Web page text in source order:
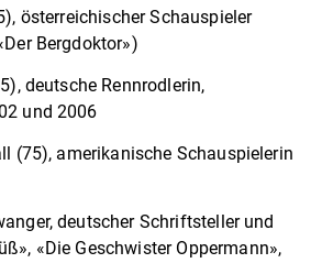
österreichischer Schauspieler
Bergdoktor»)
deutsche Rennrodlerin,
und 2006
(75), amerikanische Schauspielerin
deutscher Schriftsteller und
«Die Geschwister Oppermann»,